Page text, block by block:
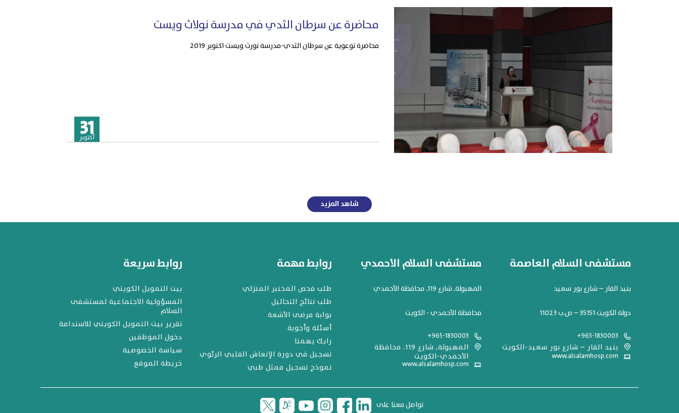
محاضرة عن سرطان الثدي في مدرسة نولاث ويست
محاضرة توعوية عن سرطان الثدي-مدرسة نورث ويست اكتوبر 2019
31
أكتوبر
شاهد المزيد
مستشفى السلام العاصمة
بنيد القار – شارع بور سعيد
دولة الكويت 35151 – ص.ب 11023
+965-1830003
بنيد القار – شارع بور سعيد-الكويت
www.alsalamhosp.com
مستشفى السلام الأحمدي
المهبولة, شارع 119. محافظة الأحمدي
محافظة الأحمدي - الكويت
+965-1830003
المهبولة, شارع 119. محافظة
الأحمدي-الكويت
www.alsalamhosp.com
روابط مهمة
طلب فحص المختبر المنزلي
طلب نتائج التحاليل
بوابة مرضى الأشعة
أسئلة وأجوبة
رايك يهمنا
تسجيل في دورة الإنعاش القلبي الرئوي
نموذج تسجيل ممثل طبي
روابط سريعة
بيت التمويل الكويتي
المسؤولية الاجتماعية لمستشفى
السلام
تقرير بيت التمويل الكويتي للاستدامة
دخول الموظفين
سياسة الخصوصية
خريطة الموقع
تواصل معنا على